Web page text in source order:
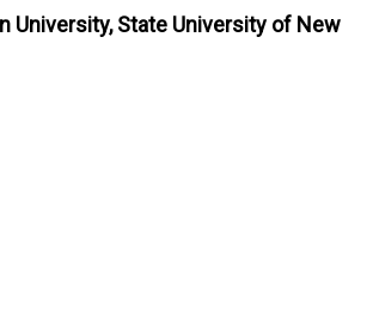
University, State University of New